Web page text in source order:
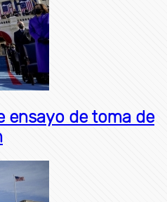
ensayo de toma de